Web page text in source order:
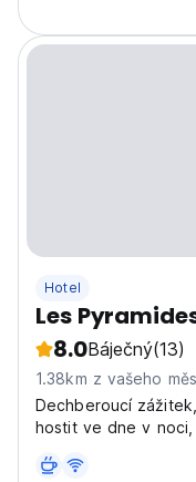
Hotel
Les
8.0Báječný(13)
1.38km z vašeho
Dechberoucí
hostit ve dne v